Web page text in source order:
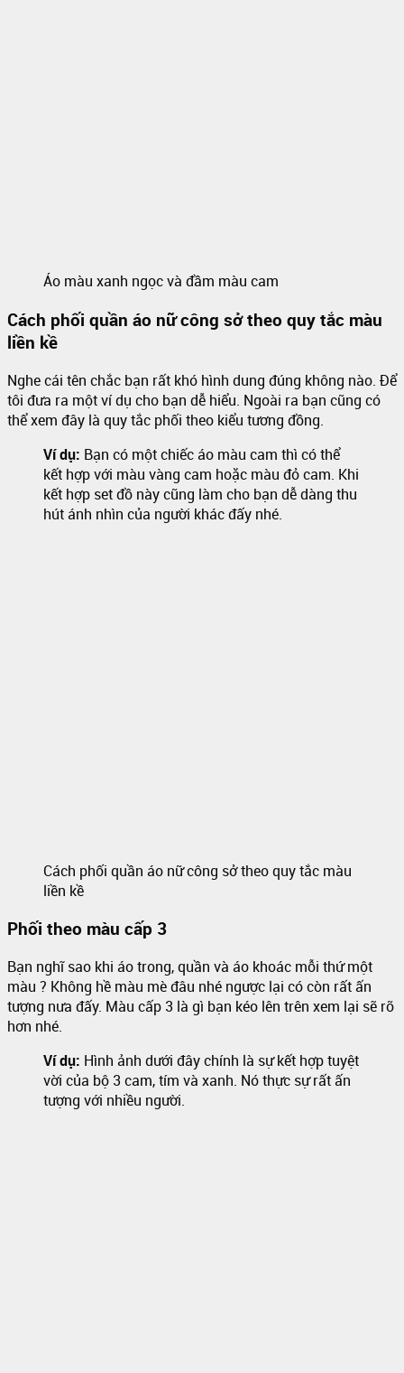
Áo màu xanh ngọc và đầm màu cam
Cách phối quần áo nữ công sở theo quy tắc màu
liền kề
Nghe cái tên chắc bạn rất khó hình dung đúng không nào. Để
tôi đưa ra một ví dụ cho bạn dễ hiểu. Ngoài ra bạn cũng có
thể xem đây là quy tắc phối theo kiểu tương đồng.
Ví dụ: Bạn có một chiếc áo màu cam thì có thể
kết hợp với màu vàng cam hoặc màu đỏ cam. Khi
kết hợp set đồ này cũng làm cho bạn dễ dàng thu
hút ánh nhìn của người khác đấy nhé.
Cách phối quần áo nữ công sở theo quy tắc màu
liền kề
Phối theo màu cấp 3
Bạn nghĩ sao khi áo trong, quần và áo khoác mỗi thứ một
màu ? Không hề màu mè đâu nhé ngược lại có còn rất ấn
tượng nưa đấy. Màu cấp 3 là gì bạn kéo lên trên xem lại sẽ rõ
hơn nhé.
Ví dụ: Hình ảnh dưới đây chính là sự kết hợp tuyệt
vời của bộ 3 cam, tím và xanh. Nó thực sự rất ấn
tượng với nhiều người.